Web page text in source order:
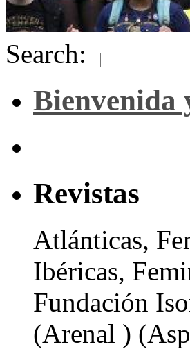
Search:
Bienvenida
Revistas
Atlánticas,
Ibéricas,
Fundación
(Arenal )